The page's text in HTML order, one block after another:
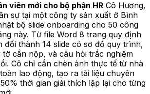
viên mới cho bộ phận HR Cô Hương,
sự tại một công ty sản xuất ở Bình
bộ slide onboarding cho 50 công
này. Từ file Word 8 trang quy định
đổi thành 14 slide có sơ đồ quy trình,
tờ cần nộp, và câu hỏi trắc nghiệm
Cô chỉ cần chèn ảnh thực tế từ nhà
lao động, tạo ra tài liệu chuyên
thời gian giải thích lặp lại cho từng